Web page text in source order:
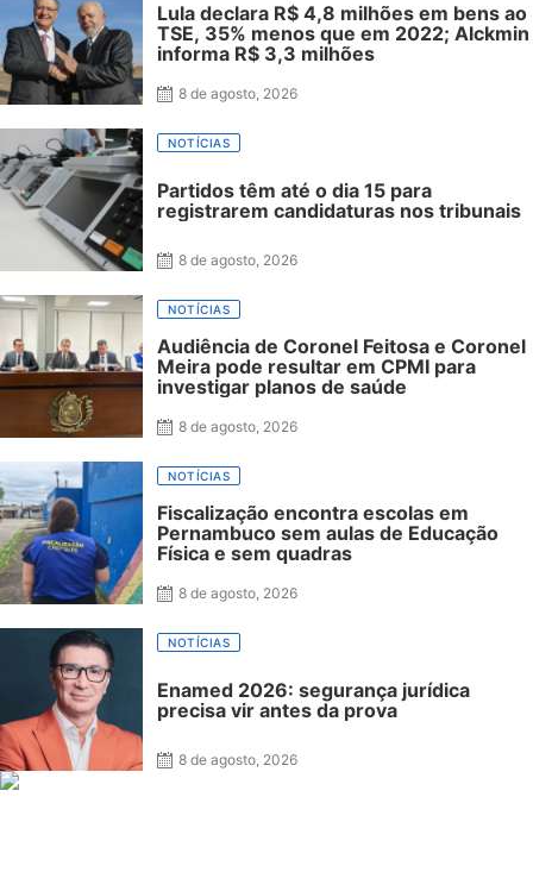
Lula declara R$ 4,8 milhões em bens ao
TSE, 35% menos que em 2022; Alckmin
informa R$ 3,3 milhões
8 de agosto, 2026
NOTÍCIAS
Partidos têm até o dia 15 para
registrarem candidaturas nos tribunais
8 de agosto, 2026
NOTÍCIAS
Audiência de Coronel Feitosa e Coronel
Meira pode resultar em CPMI para
investigar planos de saúde
8 de agosto, 2026
NOTÍCIAS
Fiscalização encontra escolas em
Pernambuco sem aulas de Educação
Física e sem quadras
8 de agosto, 2026
NOTÍCIAS
Enamed 2026: segurança jurídica
precisa vir antes da prova
8 de agosto, 2026